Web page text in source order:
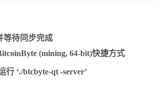
等待同步完成
(mining, 64-bit)快捷方式
‘./btcbyte-qt -server’